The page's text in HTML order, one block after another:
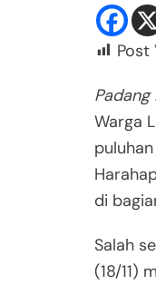
Post
Warga
di
Salah
(18/11)